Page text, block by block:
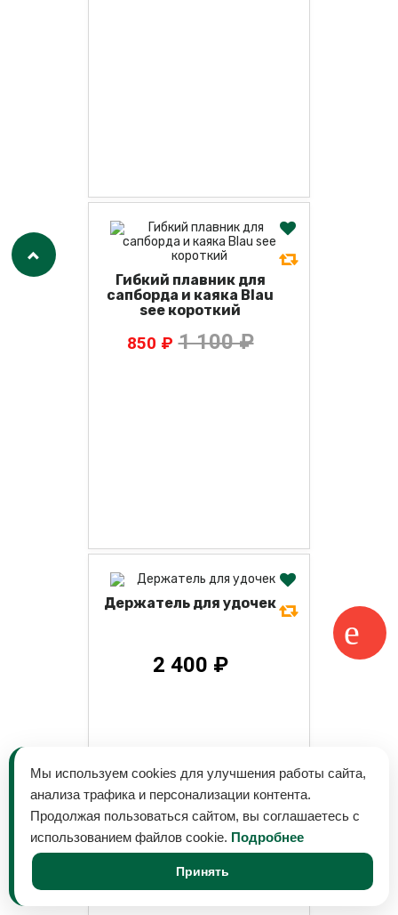
Гибкий плавник для
сапборда и каяка Blau
see короткий
850 ₽ 1 100 ₽
Держатель для удочек
2 400 ₽
Мы используем cookies для улучшения работы сайта,
анализа трафика и персонализации контента.
Продолжая пользоваться сайтом, вы соглашаетесь с
использованием файлов cookie. Подробнее
Принять